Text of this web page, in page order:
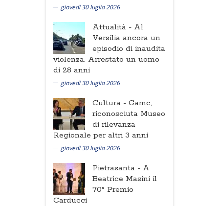
giovedì 30 luglio 2026
Attualità - Al
Versilia ancora un
episodio di inaudita
violenza. Arrestato un uomo
di 28 anni
giovedì 30 luglio 2026
Cultura - Gamc,
riconosciuta Museo
di rilevanza
Regionale per altri 3 anni
giovedì 30 luglio 2026
Pietrasanta - A
Beatrice Masini il
70° Premio
Carducci